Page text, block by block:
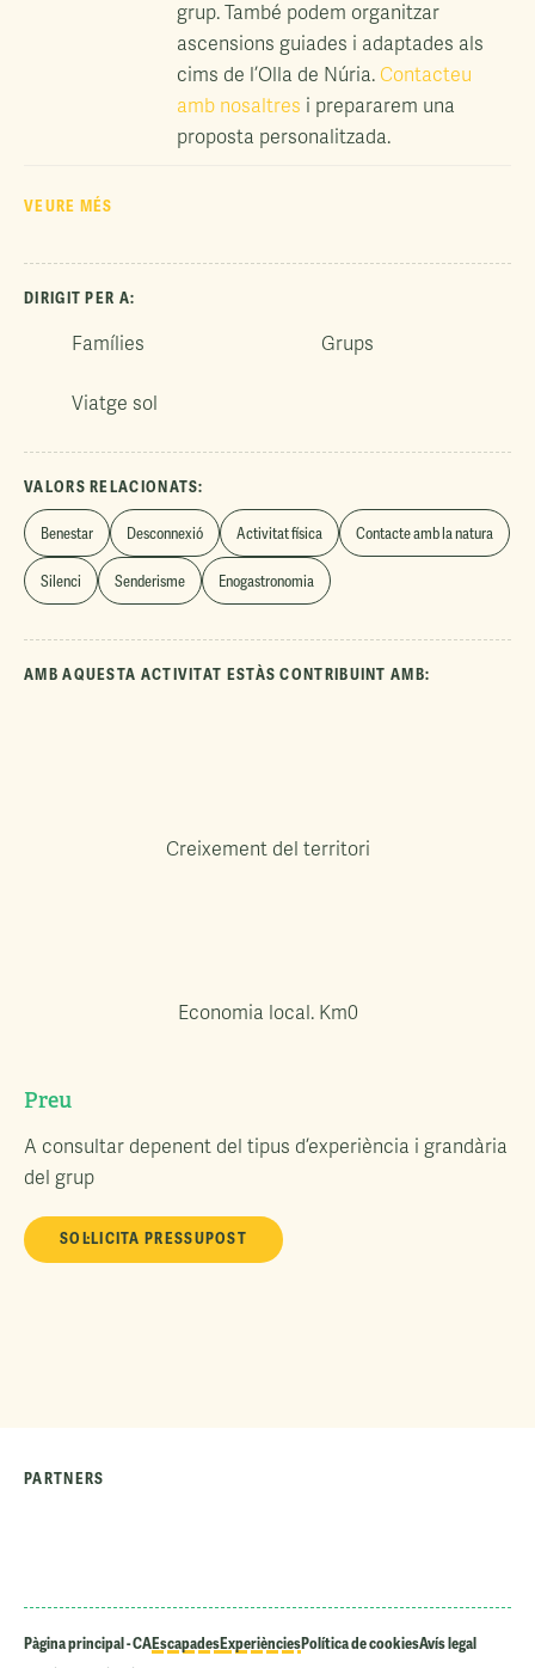
grup. També podem organitzar
ascensions guiades i adaptades als
cims de l’Olla de Núria. Contacteu
amb nosaltres i prepararem una
proposta personalitzada.
VEURE MÉS
DIRIGIT PER A:
Famílies Grups
Viatge sol
VALORS RELACIONATS:
Benestar Desconnexió Activitat física Contacte amb la natura
Silenci Senderisme Enogastronomia
AMB AQUESTA ACTIVITAT ESTÀS CONTRIBUINT AMB:
Creixement del territori
Economia local. Km0
Preu
A consultar depenent del tipus d’experiència i grandària
del grup
SOL·LICITA PRESSUPOST
PARTNERS
Pàgina principal - CAEscapadesExperiènciesPolítica de cookiesAvís legal